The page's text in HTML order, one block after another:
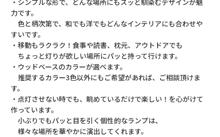
・シンプルな形で、どんな場所にもスッと馴染むデザインが魅
力です。
色と柄次第で、和でも洋でもどんなインテリアにも合わせや
すいです。
・移動もラクラク！食事や読書、枕元、アウトドアでも
ちょっと灯りが欲しい場所にパッと持って行けます。
・ウッドベースのカラーが選べます。
推奨するカラー3色以外にもご希望があれば、ご相談頂けま
す。
・点灯させない時でも、眺めているだけで楽しい！を心がけて
作っています。
小ぶりでもパッと目を引く個性的なランプは、
様々な場所を華やかに演出してくれます。